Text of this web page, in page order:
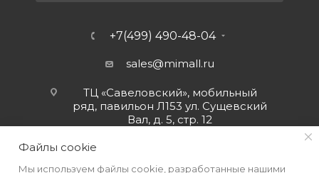
+7(499) 490-48-04
sales@mimall.ru
ТЦ «Савеловский», мобильный
ряд, павильон Л153 ул. Сущевский
Вал, д. 5, стр. 12
Файлы cookie
Мы используем файлы cookie, разработанные нашими